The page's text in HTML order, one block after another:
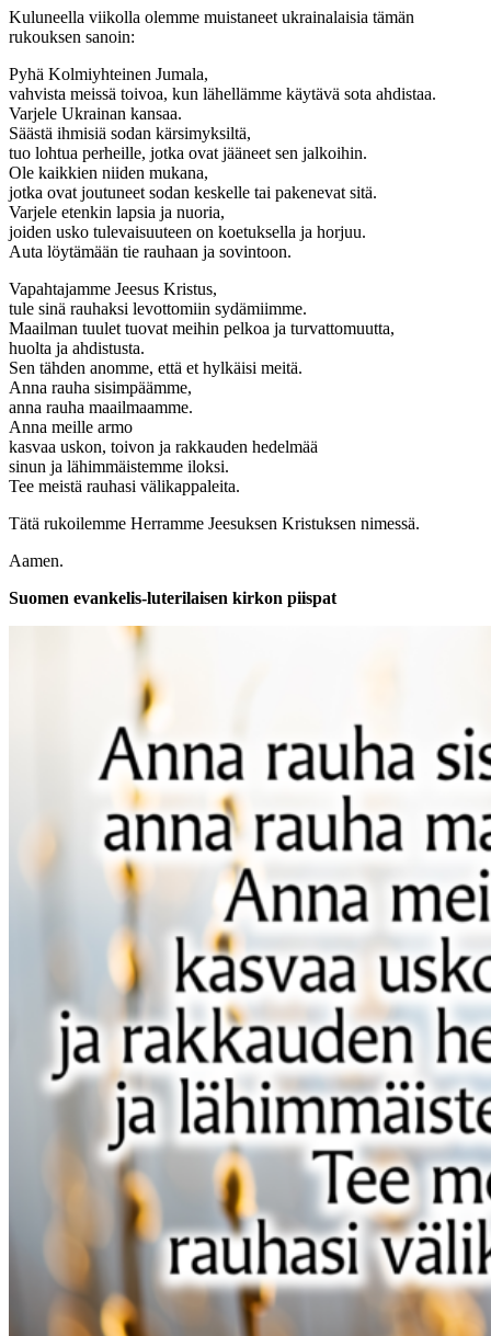
Kuluneella viikolla olemme muistaneet ukrainalaisia tämän
rukouksen sanoin:
Pyhä Kolmiyhteinen Jumala,
vahvista meissä toivoa, kun lähellämme käytävä sota ahdistaa.
Varjele Ukrainan kansaa.
Säästä ihmisiä sodan kärsimyksiltä,
tuo lohtua perheille, jotka ovat jääneet sen jalkoihin.
Ole kaikkien niiden mukana,
jotka ovat joutuneet sodan keskelle tai pakenevat sitä.
Varjele etenkin lapsia ja nuoria,
joiden usko tulevaisuuteen on koetuksella ja horjuu.
Auta löytämään tie rauhaan ja sovintoon.
Vapahtajamme Jeesus Kristus,
tule sinä rauhaksi levottomiin sydämiimme.
Maailman tuulet tuovat meihin pelkoa ja turvattomuutta,
huolta ja ahdistusta.
Sen tähden anomme, että et hylkäisi meitä.
Anna rauha sisimpäämme,
anna rauha maailmaamme.
Anna meille armo
kasvaa uskon, toivon ja rakkauden hedelmää
sinun ja lähimmäistemme iloksi.
Tee meistä rauhasi välikappaleita.
Tätä rukoilemme Herramme Jeesuksen Kristuksen nimessä.
Aamen.
Suomen evankelis-luterilaisen kirkon piispat